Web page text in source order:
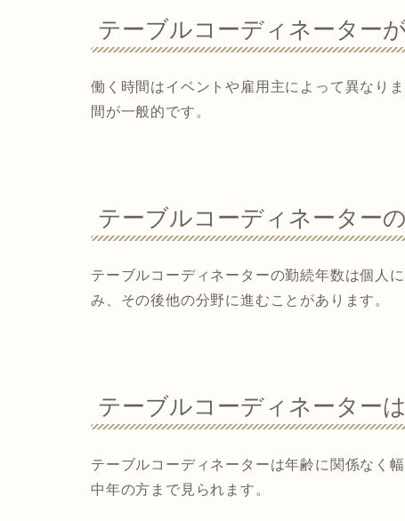
テーブルコーディネーター
働く時間はイベントや雇用主によって異なり
間が一般的です。
テーブルコーディネーター
テーブルコーディネーターの勤続年数は個人
み、その後他の分野に進むことがあります。
テーブルコーディネーター
テーブルコーディネーターは年齢に関係なく
中年の方まで見られます。